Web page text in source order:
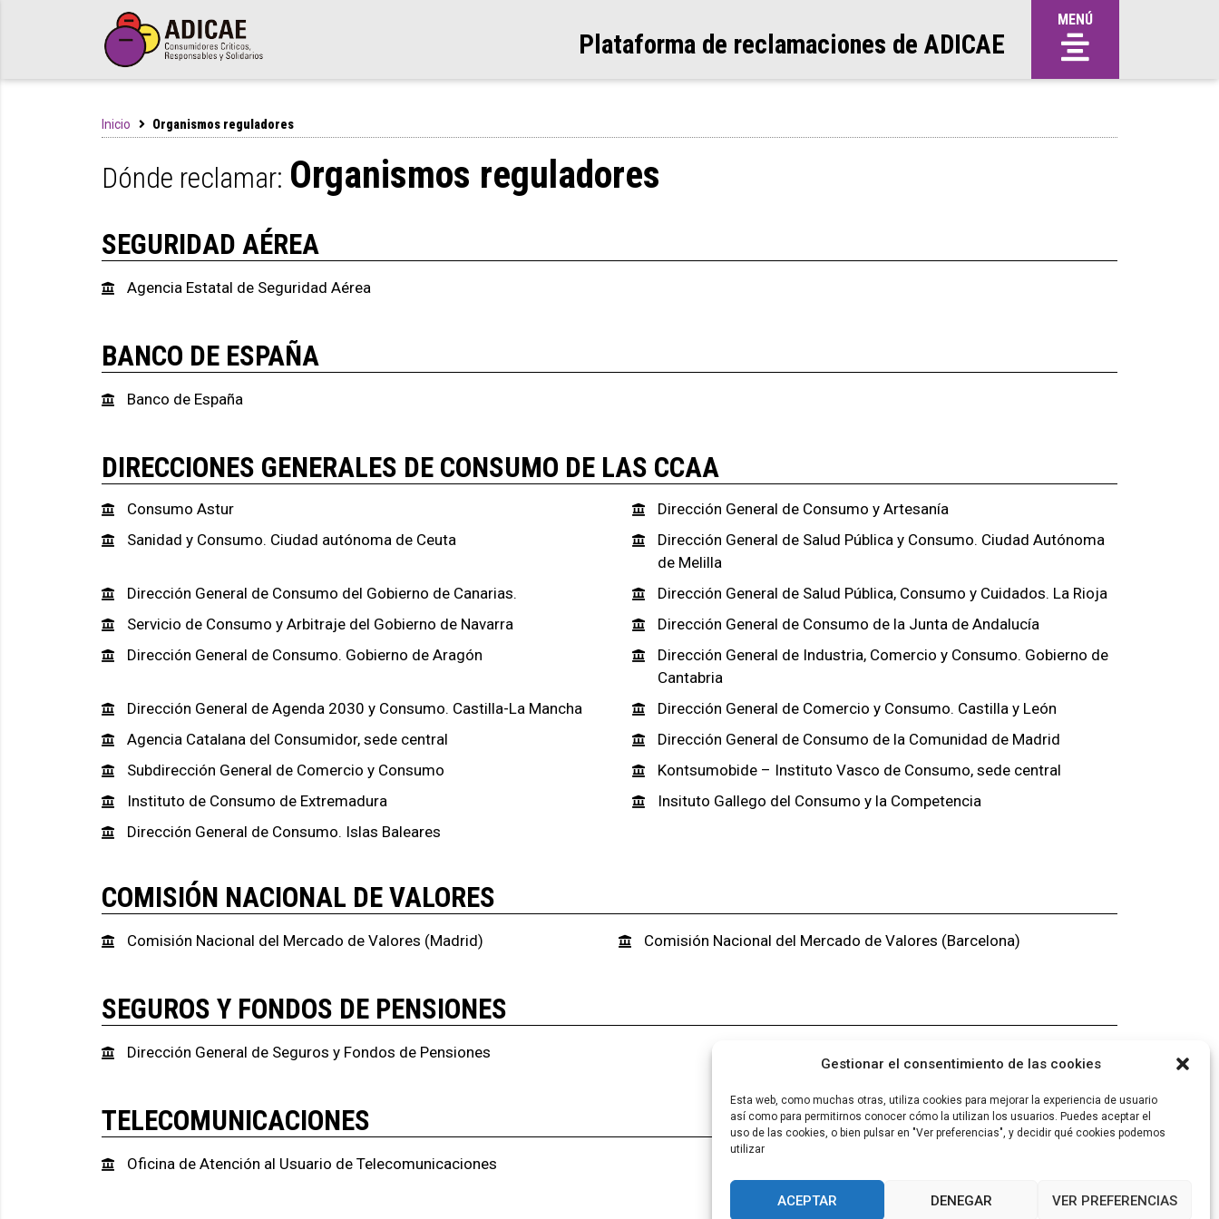
Gestionar el consentimiento de las cookies
Esta web, como muchas otras, utiliza cookies para mejorar la experiencia de usuario
así como para permitirnos conocer cómo la utilizan los usuarios. Puedes aceptar el
uso de las cookies, o bien pulsar en "Ver preferencias", y decidir qué cookies podemos
utilizar
ACEPTAR DENEGAR VER PREFERENCIAS
Plataforma de reclamaciones de ADICAE
MENÚ
Inicio Organismos reguladores
Dónde reclamar: Organismos reguladores
SEGURIDAD AÉREA
Agencia Estatal de Seguridad Aérea
BANCO DE ESPAÑA
Banco de España
DIRECCIONES GENERALES DE CONSUMO DE LAS CCAA
Consumo Astur
Dirección General de Consumo y Artesanía
Sanidad y Consumo. Ciudad autónoma de Ceuta
Dirección General de Salud Pública y Consumo. Ciudad Autónoma
de Melilla
Dirección General de Consumo del Gobierno de Canarias.
Dirección General de Salud Pública, Consumo y Cuidados. La Rioja
Servicio de Consumo y Arbitraje del Gobierno de Navarra
Dirección General de Consumo de la Junta de Andalucía
Dirección General de Consumo. Gobierno de Aragón
Dirección General de Industria, Comercio y Consumo. Gobierno de
Cantabria
Dirección General de Agenda 2030 y Consumo. Castilla-La Mancha
Dirección General de Comercio y Consumo. Castilla y León
Agencia Catalana del Consumidor, sede central
Dirección General de Consumo de la Comunidad de Madrid
Subdirección General de Comercio y Consumo
Kontsumobide – Instituto Vasco de Consumo, sede central
Instituto de Consumo de Extremadura
Insituto Gallego del Consumo y la Competencia
Dirección General de Consumo. Islas Baleares
COMISIÓN NACIONAL DE VALORES
Comisión Nacional del Mercado de Valores (Madrid) Comisión Nacional del Mercado de Valores (Barcelona)
SEGUROS Y FONDOS DE PENSIONES
Dirección General de Seguros y Fondos de Pensiones
TELECOMUNICACIONES
Oficina de Atención al Usuario de Telecomunicaciones